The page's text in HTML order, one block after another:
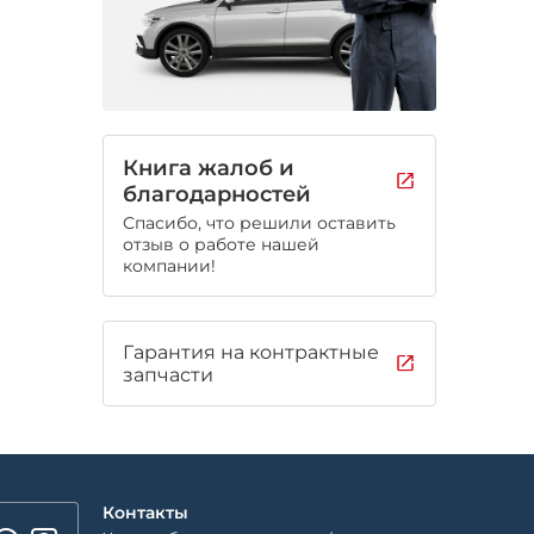
Книга жалоб и
благодарностей
Спасибо, что решили оставить
отзыв о работе нашей
компании!
Гарантия на контрактные
запчасти
Контакты